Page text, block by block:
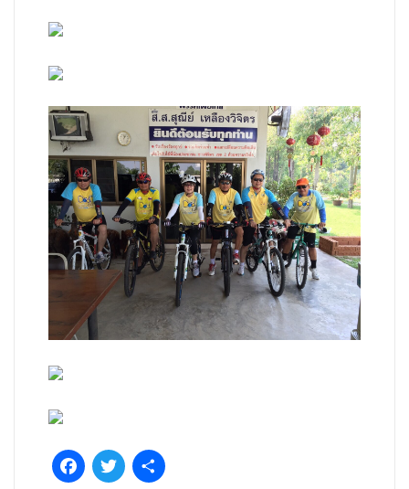
FacebookTwitter